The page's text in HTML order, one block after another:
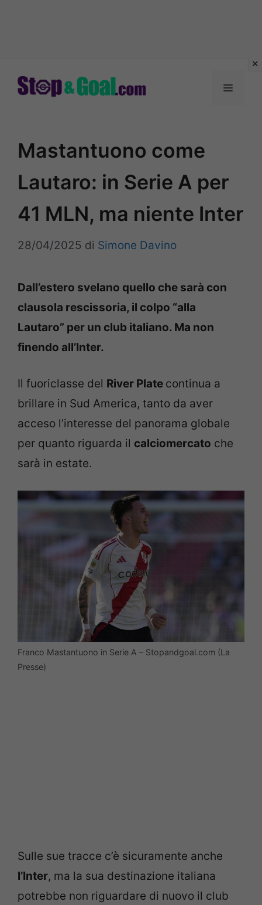
Menu
Mastantuono come
Lautaro: in Serie A per
41 MLN, ma niente Inter
28/04/2025 di Simone Davino
Dall’estero svelano quello che sarà con
clausola rescissoria, il colpo “alla
Lautaro” per un club italiano. Ma non
finendo all’Inter.
Il fuoriclasse del River Plate continua a
brillare in Sud America, tanto da aver
acceso l’interesse del panorama globale
per quanto riguarda il calciomercato che
sarà in estate.
Franco Mastantuono in Serie A – Stopandgoal.com (La
Presse)
Sulle sue tracce c’è sicuramente anche
l’Inter, ma la sua destinazione italiana
potrebbe non riguardare di nuovo il club